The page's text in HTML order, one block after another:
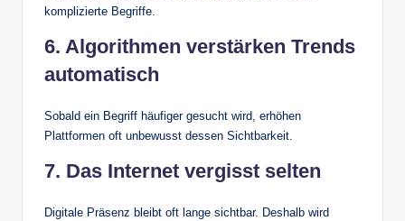
komplizierte Begriffe.
6. Algorithmen verstärken Trends
automatisch
Sobald ein Begriff häufiger gesucht wird, erhöhen
Plattformen oft unbewusst dessen Sichtbarkeit.
7. Das Internet vergisst selten
Digitale Präsenz bleibt oft lange sichtbar. Deshalb wird